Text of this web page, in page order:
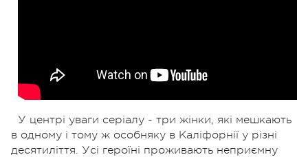
У центрі уваги серіалу - три жінки, які мешкають
в одному і тому ж особняку в Каліфорнії у різні
десятиліття. Усі героїні проживають неприємну